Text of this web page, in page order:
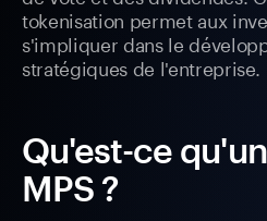
tokenisation permet aux
s'impliquer dans le
stratégiques de l'entreprise.
Qu'est-ce
MPS ?